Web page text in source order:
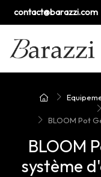
contact@barazzi.com
BLOOM Pot
BLOOM
système